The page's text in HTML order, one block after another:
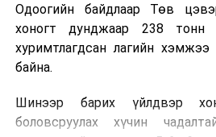
танилцах, онцгой нөхцөлд
онол, практик хосолсон
байна.
зохион байгуулах Үндэсний
Нийслэлийн тээврийн газар,
Одоогийн байдлаар Төв
хоногт дунджаар 238 тонн
хуримтлагдсан лагийн
байна.
Шинээр барих үйлдвэр
боловсруулах хүчин